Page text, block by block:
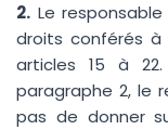
2. Le
droits conférés
articles 15 à
paragraphe 2, le
pas de donner